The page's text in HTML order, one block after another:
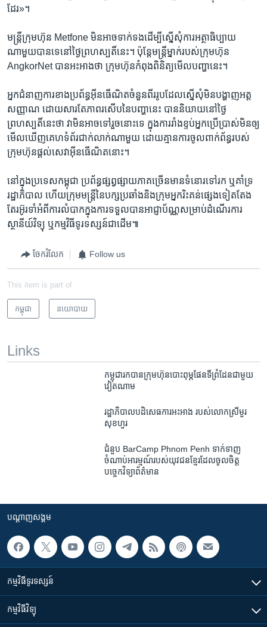
ដែរ»។
មន្ត្រី​ក្រុមហ៊ុន Metfone ​មិន​អាច​ទាក់​ទង​ដើម្បី​ស្នើ​សុំ​ការ​អត្ថាធិប្បាយ​
ណាមួយ​បាន​ទេ​នៅថ្ងៃព្រហស្បតិ៍​នេះ។​ ប៉ុន្តែ​មន្ត្រី​ម្នាក់​របស់​ក្រុមហ៊ុន​
AngkorNet ​បាន​អះអាង​ថា​ ​ក្រុមហ៊ុន​កំពុង​ពិនិត្យ​មើល​បញ្ហា​នេះ។
អ្នក​ជំនាញ​ការ​ខាង​ប្រព័ន្ធ​អ៊ីន​ធើណិត​ចំនួន​ពីរ​រូប​ដែល​ស្នើ​សុំ​មិន​បង្ហាញ​អត្ត​
សញ្ញាណ ​ដោយ​សារ​តែ​ភា​ព​រសើប​នៃ​បញ្ហា​នេះ​ ​បាន​និយា​យ​នៅ​ថ្ងៃ​
ព្រហស្បតិ៍​នេះ​ថា​ ​វា​មិន​អាច​ទៅ​រួច​នោះ​ទេ​ ​ក្នុង​ការ​រាំង​ខ្ទប់​អ្នក​ប្រើប្រាស់​មិន​ឲ្យ​
មើល​ឃើញ​គេហ​ទំព័រ​ជាក់​លាក់​ណាមួយ​ ​ដោយ​គ្មាន​ការ​ចូល​ពាក់​ព័ន្ធ​របស់​
ក្រុមហ៊ុន​ផ្តល់​សេវា​អ៊ីនធើណិត​នោះ។
នៅ​ក្នុង​ប្រទេស​កម្ពុជា​ ​ប្រព័ន្ធ​ផ្សព្វផ្សាយ​ភាគ​ច្រើន​មាន​ទំនោរទៅ​រក​ ​ឬ​គាំទ្រ​
រដ្ឋាភិបាល​ ហើយ​ក្រុមមន្ត្រី​នៃ​បក្ស​ប្រឆាំង​និង​ក្រុម​អ្នក​រិះគន់​ផ្សេង​ទៀតតែង​
តែ​រអ៊ូ​រទាំ​អំពី​ការ​លំបាក​ក្នុងការ​ទទួល​បាន​អាជ្ញាប័ណ្ណ​សម្រាប់​ដំណើរ​ការ​
ស្ថានីយ៍​វិទ្យុ ​ឬ​កម្មវិធី​ទូរទស្សន៍​ជាដើម៕
ចែករំលែក Follow us
This item is part of
កម្ពុជា នយោបាយ
Links
កម្ពុជា​រកបាន​ក្រុម​ហ៊ុន​បោះពុម្ភផែនទី​ព្រំដែន​ជាមួយ​
វៀតណាម
រដ្ឋាភិបាលបដិសេធការអះអាង របស់លោកស្រីមួរ
សុខហួរ
ជំនួប BarCamp Phnom Penh ទាក់​ទាញ​
ចំណាប់​អារម្មណ៍​របស់​យុវជន​ខ្មែរ​ដែល​ចូល​ចិត្ត​
បច្ចេកវិទ្យា​ព័ត៌មាន
បណ្តាញ​សង្គម
កម្មវិធី​ទូរទស្សន៍
កម្មវិធី​វិទ្យុ